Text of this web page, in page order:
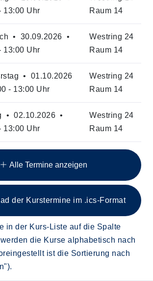
es 20 Termine zum diesen Kurs
13:00 Uhr
Raum 14
• 30.09.2026 •
13:00 Uhr
Westring 24
Raum 14
• 01.10.2026
- 13:00 Uhr
Westring 24
Raum 14
• 02.10.2026 •
13:00 Uhr
Westring 24
Raum 14
Alle Termine anzeigen
der Kurstermine im .ics-Format
in der Kurs-Liste auf die Spalte
die Kurse alphabetisch nach
ist die Sortierung nach